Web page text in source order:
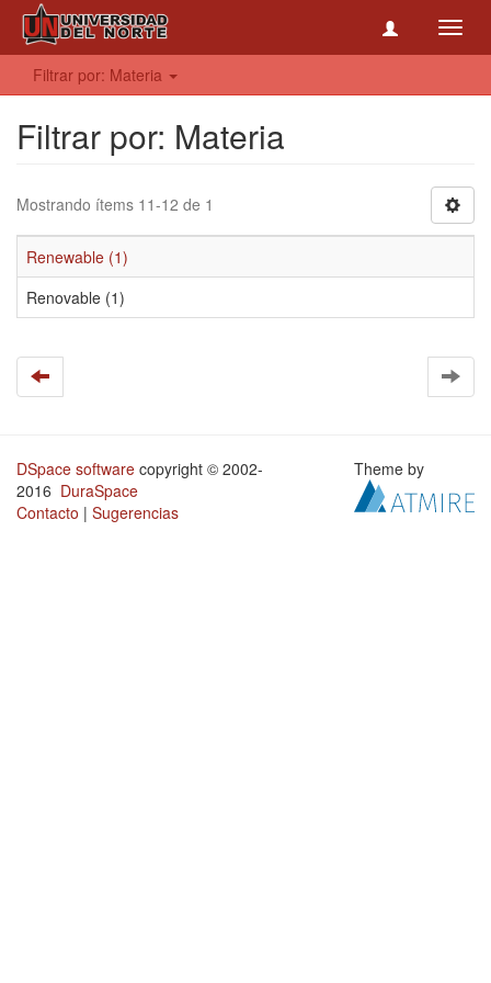
Filtrar por: Materia
Filtrar por: Materia
Mostrando ítems 11-12 de 1
Renewable (1)
Renovable (1)
DSpace software copyright © 2002-
2016 DuraSpace
Contacto | Sugerencias
Theme by